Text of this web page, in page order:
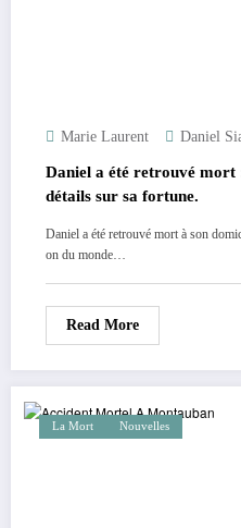
Marie Laurent Daniel
Daniel a été retrouvé mort
détails sur sa fortune.
Daniel a été retrouvé mort à son
on du monde…
Read More
La Mort Nouvelles